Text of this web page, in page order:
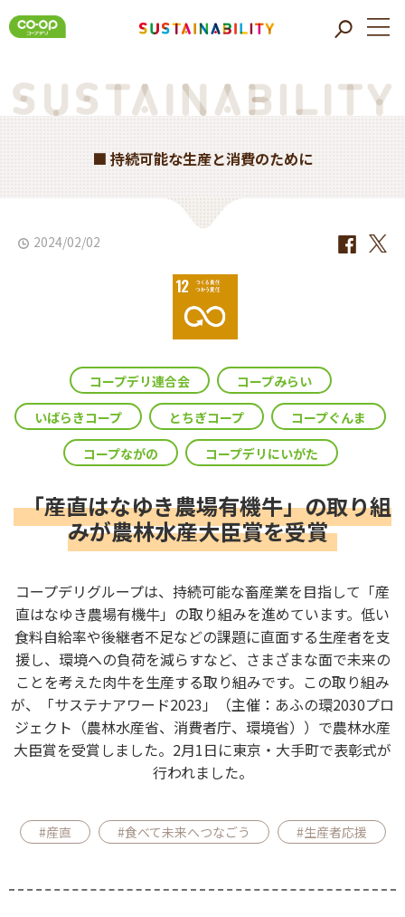
■ 持続可能な生産と消費のために
2024/02/02
コープデリ連合会
コープみらい
いばらきコープ
とちぎコープ
コープぐんま
コープながの
コープデリにいがた
「産直はなゆき農場有機牛」の取り組
みが農林水産大臣賞を受賞
コープデリグループは、持続可能な畜産業を目指して「産
直はなゆき農場有機牛」の取り組みを進めています。低い
食料自給率や後継者不足などの課題に直面する生産者を支
援し、環境への負荷を減らすなど、さまざまな面で未来の
ことを考えた肉牛を生産する取り組みです。この取り組み
が、「サステナアワード2023」（主催：あふの環2030プロ
ジェクト（農林水産省、消費者庁、環境省））で農林水産
大臣賞を受賞しました。2月1日に東京・大手町で表彰式が
行われました。
#産直 #食べて未来へつなごう #生産者応援